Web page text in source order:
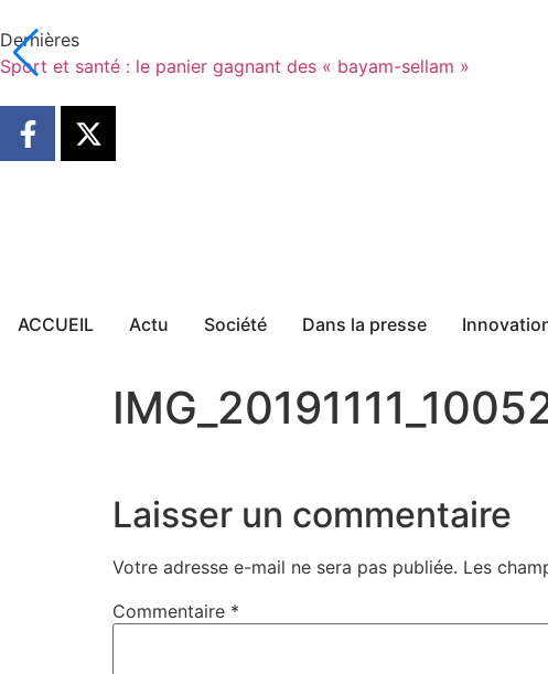
Dernières
Sport et santé : le panier gagnant des « bayam-sellam »
ACCUEIL Actu Société Dans la presse
Laisser un commentaire
Votre adresse e-mail ne sera pas publiée. Les
Commentaire *